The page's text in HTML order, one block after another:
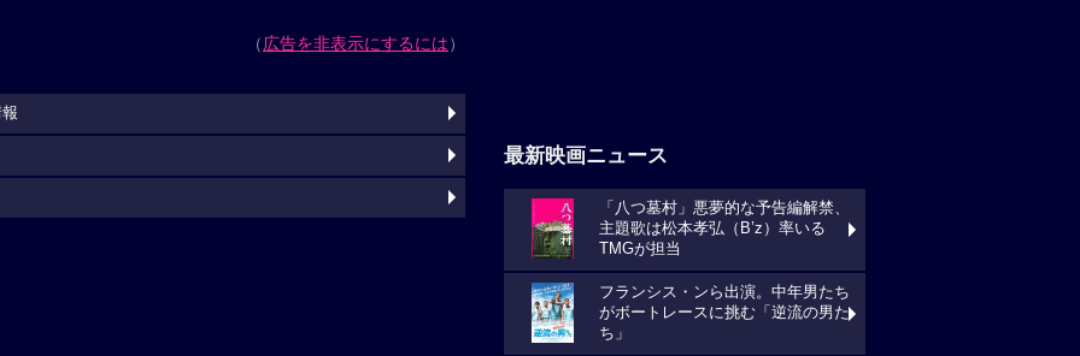
（広告を非表示にするには）
最新映画ニュース
「八つ墓村」悪夢的な予告編解禁、
主題歌は松本孝弘（B’z）率いる
TMGが担当
フランシス・ンら出演。中年男たち
がボートレースに挑む「逆流の男た
ち」